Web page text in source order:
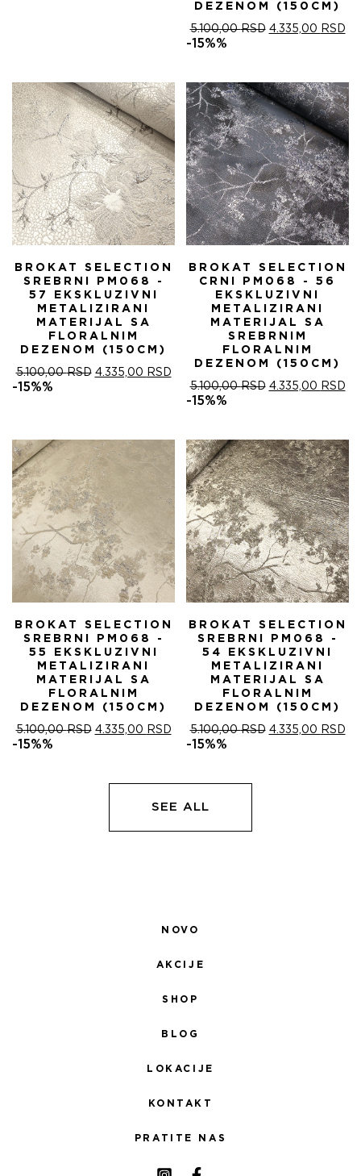
DEZENOM (150CM)
5.100,00RSD ОРИГИНАЛНА
5.100,00 RSD.
4.335,00 RSD
-15%%
BROKAT SELECTION
SREBRNI PM068 -
57 EKSKLUZIVNI
METALIZIRANI
MATERIJAL SA
FLORALNIM
DEZENOM (150CM)
5.100,00RSD ОРИГИНАЛНА
4.335,00 RSDТРЕНУТНА
ЦЕНА
-15%%
BROKAT SELECTION
CRNI PM068 - 56
EKSKLUZIVNI
METALIZIRANI
MATERIJAL SA
SREBRNIM
FLORALNIM
DEZENOM (150CM)
5.100,00RSD ОРИГИНАЛНА
5.100,00 RSD.
4.335,00 RSD
-15%%
BROKAT SELECTION
SREBRNI PM068 -
55 EKSKLUZIVNI
METALIZIRANI
MATERIJAL SA
FLORALNIM
DEZENOM (150CM)
5.100,00RSD ОРИГИНАЛНА
5.100,00 RSD.
4.335,00 RSDТРЕНУТНА
ЦЕНА
-15%%
BROKAT SELECTION
SREBRNI PM068 -
54 EKSKLUZIVNI
METALIZIRANI
MATERIJAL SA
FLORALNIM
DEZENOM (150CM)
5.100,00RSD ОРИГИНАЛНА
4.335,00 RSD
-15%%
SEE ALL
NOVO
AKCIJE
SHOP
BLOG
LOKACIJE
KONTAKT
PRATITE NAS